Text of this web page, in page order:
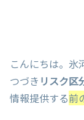
こんにちは。氷
つづき リスク区
情報提供する前